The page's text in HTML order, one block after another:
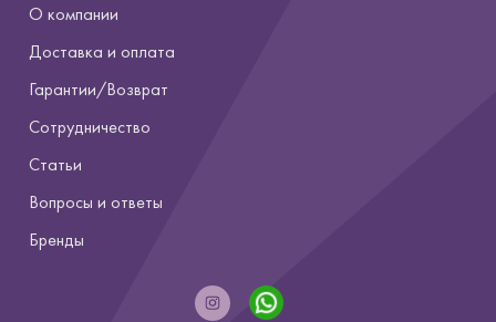
О компании
Доставка и оплата
Гарантии/Возврат
Сотрудничество
Статьи
Вопросы и ответы
Бренды